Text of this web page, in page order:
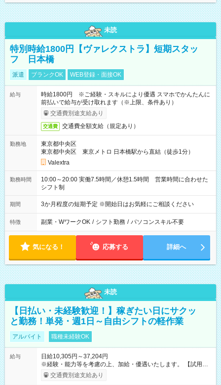
未読
特別時給1800円【ヴァレクストラ】短期スタッ
フ 日本橋
派遣 ブランクOK WEB登録・面接OK
給与
時給1800円 ※ご経験・スキルにより優遇 スマホでかんたんに
前払いで給与が受け取れます（※上限、条件あり）
交通費別途支給あり
交通費 交通費全額支給（規定あり）
勤務地
東京都中央区
東京都中央区 東京メトロ 日本橋駅から直結（徒歩1分）
Valextra
勤務時間
10:00～20:00 実働7.5時間／休憩1.5時間 営業時間に合わせた
シフト制
期間 3か月程度の短期予定 ※開始日はお気軽にご相談ください
特徴 副業・WワークOK / シフト勤務 / パソコンスキル不要
気になる！ 応募する 詳細へ
未読
【日払い・未経験歓迎！】稼ぎたい日にサクッ
と勤務！単発・週1日～自由シフトの軽作業
アルバイト 職種未経験OK
給与
日給10,305円～37,204円
※経験・能力等を考慮の上、加給・優遇いたします。 【試用期
間】試用期間なし
交通費別途支給あり